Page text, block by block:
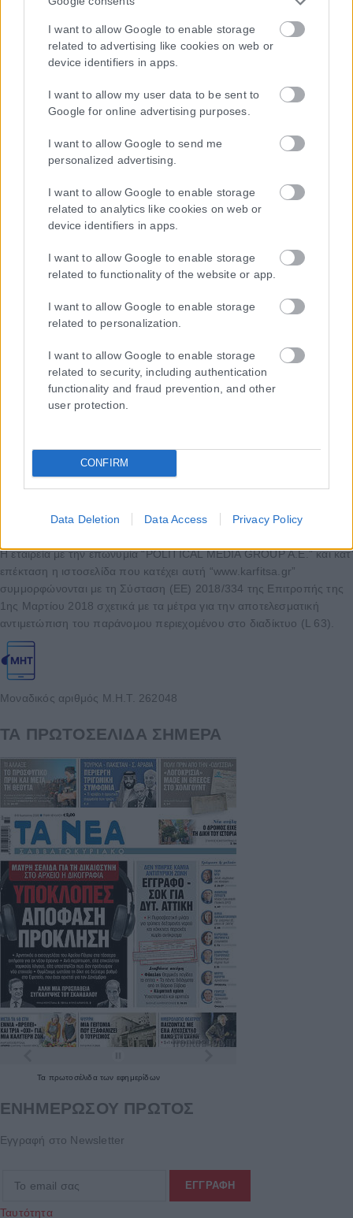
I want to allow Google to enable storage
related to advertising like cookies on web or
device identifiers in apps.
I want to allow my user data to be sent to
Google for online advertising purposes.
I want to allow Google to send me
personalized advertising.
I want to allow Google to enable storage
related to analytics like cookies on web or
device identifiers in apps.
I want to allow Google to enable storage
related to functionality of the website or app.
I want to allow Google to enable storage
related to personalization.
I want to allow Google to enable storage
related to security, including authentication
functionality and fraud prevention, and other
user protection.
CONFIRM
Data Deletion Data Access Privacy Policy
Η εταιρεία με την επωνυμία “POLITICAL MEDIA GROUP A.E.” και κατ’
επέκταση η ιστοσελίδα που κατέχει αυτή “www.karfitsa.gr”
συμμορφώνονται με τη Σύσταση (ΕΕ) 2018/334 της Επιτροπής της
1ης Μαρτίου 2018 σχετικά με τα μέτρα για την αποτελεσματική
αντιμετώπιση του παράνομου περιεχομένου στο διαδίκτυο (L 63).
Μοναδικός αριθμός Μ.Η.Τ. 262048
ΤΑ ΠΡΩΤΟΣΕΛΙΔΑ ΣΗΜΕΡΑ
Τα πρωτοσέλιδατων εφημερίδων
ΕΝΗΜΕΡΩΣΟΥ ΠΡΩΤΟΣ
Εγγραφή στο Newsletter
Ταυτότητα